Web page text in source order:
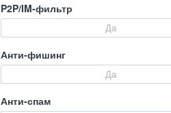
P2P/IM-фильтр
Да
Анти-фишинг
Да
Анти-спам